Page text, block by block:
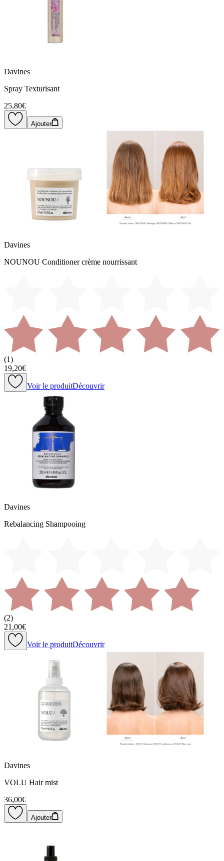
Davines
Spray Texturisant
25,80€
Ajouter
Davines
NOUNOU Conditioner crème nourrissant
(1)
19,20€
Voir le produitDécouvrir
Davines
Rebalancing Shampooing
(2)
21,00€
Voir le produitDécouvrir
Davines
VOLU Hair mist
36,00€
Ajouter